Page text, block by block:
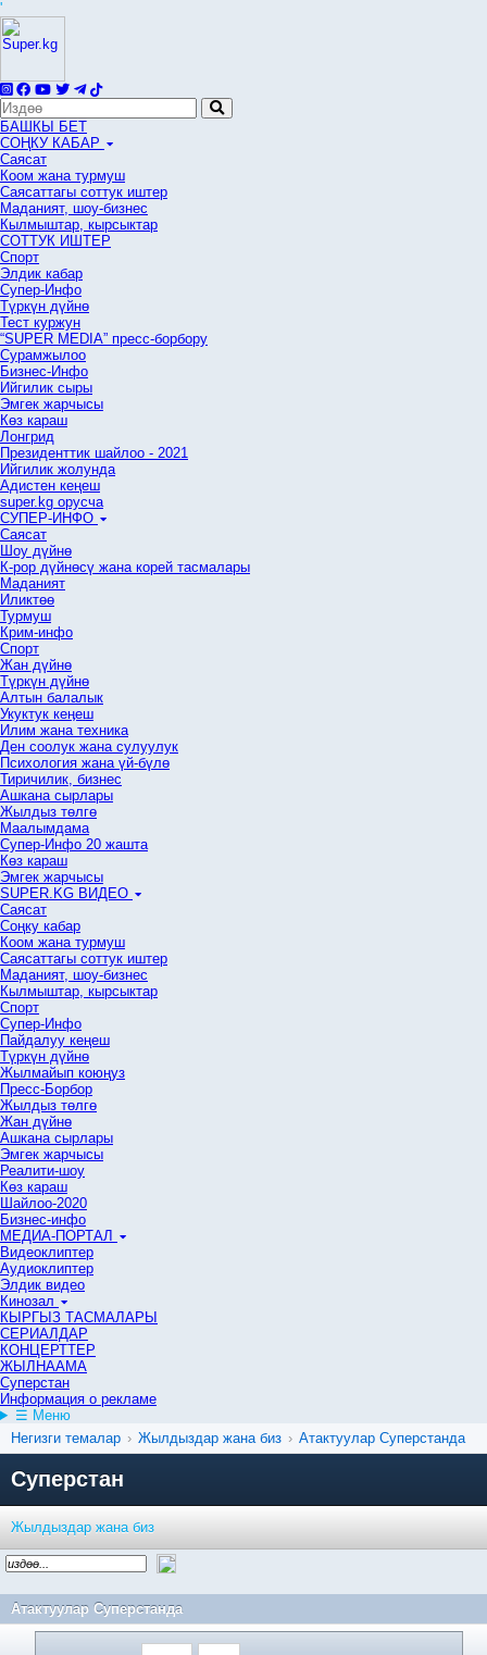
'
БАШКЫ БЕТ
СОҢКУ КАБАР
Саясат
Коом жана турмуш
Саясаттагы соттук иштер
Маданият, шоу-бизнес
Кылмыштар, кырсыктар
СОТТУК ИШТЕР
Спорт
Элдик кабар
Супер-Инфо
Түркүн дүйнө
Тест куржун
“SUPER MEDIA” пресс-борбору
Сурамжылоо
Бизнес-Инфо
Ийгилик сыры
Эмгек жарчысы
Көз караш
Лонгрид
Президенттик шайлоо - 2021
Ийгилик жолунда
Адистен кеңеш
super.kg орусча
СУПЕР-ИНФО
Саясат
Шоу дүйнө
К-рор дүйнөсү жана корей тасмалары
Маданият
Иликтөө
Турмуш
Крим-инфо
Спорт
Жан дүйнө
Түркүн дүйнө
Алтын балалык
Укуктук кеӊеш
Илим жана техника
Ден соолук жана сулуулук
Психология жана үй-бүлө
Тиричилик, бизнес
Ашкана сырлары
Жылдыз төлгө
Маалымдама
Супер-Инфо 20 жашта
Көз караш
Эмгек жарчысы
SUPER.KG ВИДЕО
Саясат
Cоңку кабар
Коом жана турмуш
Саясаттагы соттук иштер
Маданият, шоу-бизнес
Кылмыштар, кырсыктар
Спорт
Супер-Инфо
Пайдалуу кеңеш
Түркүн дүйнө
Жылмайып коюңуз
Пресс-Борбор
Жылдыз төлгө
Жан дүйнө
Ашкана сырлары
Эмгек жарчысы
Реалити-шоу
Көз караш
Шайлоо-2020
Бизнес-инфо
МЕДИА-ПОРТАЛ
Видеоклиптер
Аудиоклиптер
Элдик видео
Кинозал
КЫРГЫЗ ТАСМАЛАРЫ
СЕРИАЛДАР
КОНЦЕРТТЕР
ЖЫЛНААМА
Суперстан
Информация о рекламе
☰ Меню
Негизги темалар › Жылдыздар жана биз › Атактуулар Суперстанда
Суперстан
Жылдыздар жана биз
Атактуулар Суперстанда